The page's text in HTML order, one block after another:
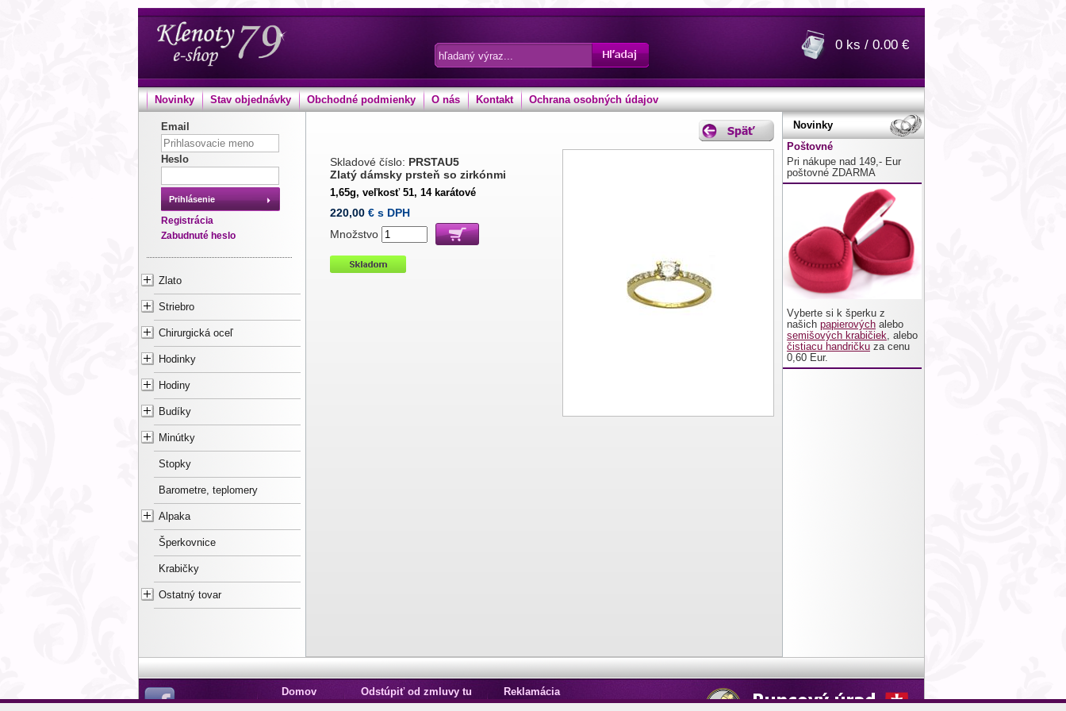
0 ks / 0.00 €
Novinky Stav objednávky Obchodné podmienky O nás Kontakt Ochrana osobných údajov
Email
Heslo
Prihlásenie
Registrácia
Zabudnuté heslo
Zlato
Striebro
Chirurgická oceľ
Hodinky
Hodiny
Budíky
Minútky
Stopky
Barometre, teplomery
Alpaka
Šperkovnice
Krabičky
Ostatný tovar
Skladové číslo: PRSTAU5
Zlatý dámsky prsteň so zirkónmi
1,65g, veľkosť 51, 14 karátové
220,00 € s DPH
Množstvo
Novinky
Poštovné
Pri nákupe nad 149,- Eur
poštovné ZDARMA
Vyberte si k šperku z
našich papierových alebo
semišových krabičiek, alebo
čistiacu handričku za cenu
0,60 Eur.
Domov
Odstúpiť od zmluvy tu
Reklamácia